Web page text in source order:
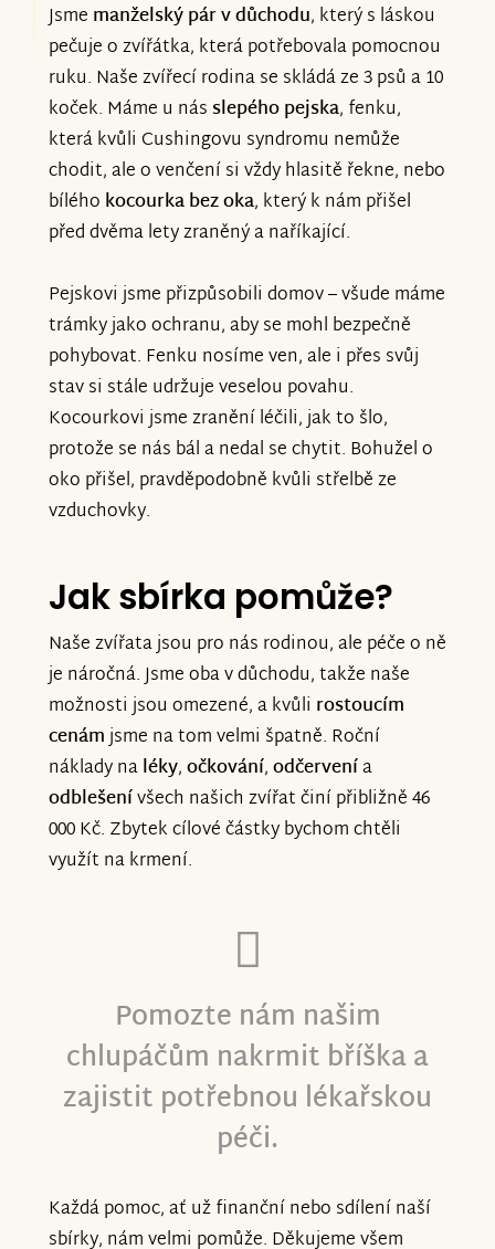
Okolnosti nás ale nutí žádat o pomoc
znovu. Léčba nového kocourka Macka
nás teď v lednu stála z našich důchodů
přes 7000 Kč, máme u nás chromou fenku
a slepého pejska, kteří také potřebují
nákladnou léčbu, a ceny krmiva neustále
rostou. Víme, že situace je teď obtížná
pro všechny, ale moc Vás prosíme, pokud
nemocným zvířátkům žít důstojný život.
Nová sbírka:
https://www.znesnaze21.cz/sbirka/kalinovi-
opatruji-zviratka-v-nouzi-podporme-je
Děkujeme všem, kteří nás podpoříte.
Vaše pomoc pro nás moc znamená a
manžele Kalinovi
Jsme manželský pár v důchodu, který s láskou
pečuje o zvířátka, která potřebovala pomocnou
ruku. Naše zvířecí rodina se skládá ze 3 psů a 10
koček. Máme u násslepého pejska, fenku,
která kvůli Cushingovu syndromu nemůže
chodit, ale o venčení si vždy hlasitě řekne, nebo
bílého kocourka bez oka, který k nám přišel
před dvěma lety zraněný a naříkající.
Pejskovi jsme přizpůsobili domov – všude máme
trámky jako ochranu, aby se mohl bezpečně
pohybovat. Fenku nosíme ven, ale i přes svůj
stav si stále udržuje veselou povahu.
Kocourkovi jsme zranění léčili, jak to šlo,
protože se nás bál a nedal se chytit. Bohužel o
oko přišel, pravděpodobně kvůli střelbě ze
vzduchovky.
Jak sbírka pomůže?
Naše zvířata jsou pro nás rodinou, ale péče o ně
je náročná. Jsme oba v důchodu, takže naše
možnosti jsou omezené, a kvůli rostoucím
cenámjsme na tom velmi špatně. Roční
náklady naléky,očkování,odčervenía
odblešenívšech našich zvířat činí přibližně 46
000 Kč. Zbytek cílové částky bychom chtěli
využít na krmení.
Pomozte nám našim
chlupáčům nakrmit bříška a
zajistit potřebnou lékařskou
péči.
Každá pomoc, ať už finanční nebo sdílení naší
sbírky, nám velmi pomůže. Děkujeme všem